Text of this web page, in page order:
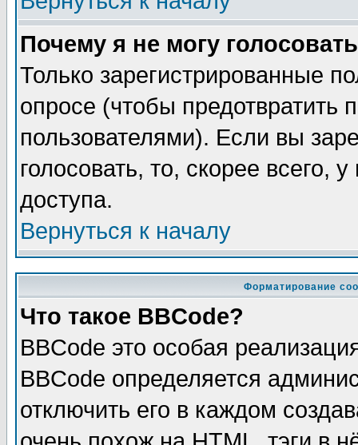
Почему я не могу
Только зарегистрированные
опросе (чтобы предотвратить
пользователями). Если вы
голосовать, то, скорее всего,
доступа.
Вернуться к началу
Форматирование
Что такое BBCode?
BBCode это особая
BBCode определяется
отключить его в каждом